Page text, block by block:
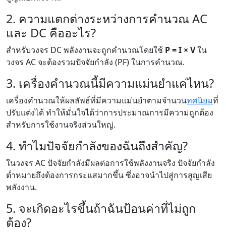
2. ความแตกต่างระหว่างการคำนวณ AC
และ DC คืออะไร?
สำหรับวงจร DC พลังงานจะถูกคำนวณโดยใช้ P = I × Vใน
วงจร AC จะต้องรวมปัจจัยกำลัง (PF) ในการคำนวณ.
3. เครื่องคำนวณนี้มีความแม่นยำแค่ไหน?
เครื่องคำนวณให้ผลลัพธ์ที่มีความแม่นยำตามจำนวนทศนิยมที่
ปรับแต่งได้ ทำให้มั่นใจได้ว่าการประมาณการมีความถูกต้อง
สำหรับการใช้งานจริงส่วนใหญ่.
4. ทำไมปัจจัยกำลังของฉันถึงสำคัญ?
ในวงจร AC ปัจจัยกำลังมีผลต่อการใช้พลังงานจริง ปัจจัยกำลัง
ต่ำหมายถึงต้องการกระแสมากขึ้น ซึ่งอาจนำไปสู่การสูญเสีย
พลังงาน.
5. จะเกิดอะไรขึ้นถ้าฉันป้อนค่าที่ไม่ถูก
ต้อง?